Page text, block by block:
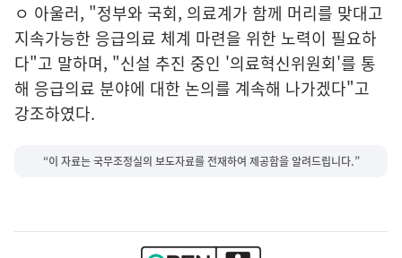
ㅇ 아울러, "정부와 국회, 의료계가 함께 머리를 맞대고
지속가능한 응급의료 체계 마련을 위한 노력이 필요하
다"고 말하며, "신설 추진 중인 '의료혁신위원회'를 통
해 응급의료 분야에 대한 논의를 계속해 나가겠다"고
강조하였다.
“이 자료는 국무조정실의 보도자료를 전재하여 제공함을 알려드립니다.”